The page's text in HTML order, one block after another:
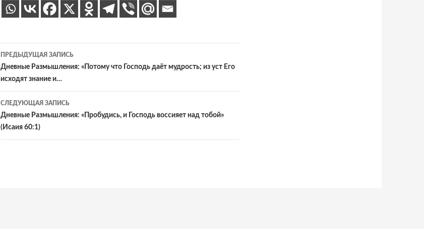
Навигация
по
записям
ПРЕДЫДУЩАЯ ЗАПИСЬ
Дневные Размышления: «Потому что Господь даёт мудрость; из уст Его
исходят знание и…
СЛЕДУЮЩАЯ ЗАПИСЬ
Дневные Размышления: «Пробудись, и Господь воссияет над тобой»
(Исаия 60:1)